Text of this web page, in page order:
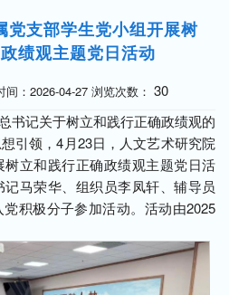
党支部学生党小组开展树
绩观主题党日活动
：2026-04-27 浏览次数： 30
书记关于树立和践行正确政绩观的
引领，4月23日，人文艺术研究院
立和践行正确政绩观主题党日活
马荣华、组织员李凤轩、辅导员
积极分子参加活动。活动由2025